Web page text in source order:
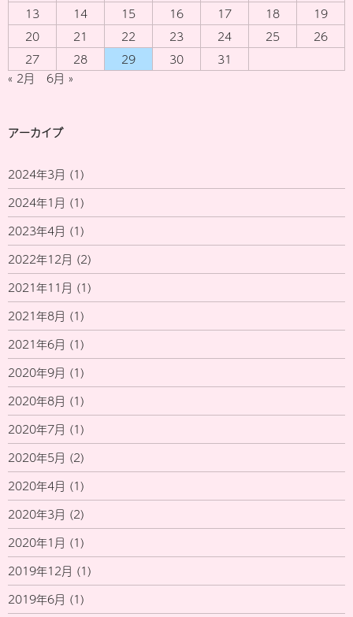
13
14 15 16 17 18
19
20
21 22 23 24 25
26
27
28 29 30
31
« 2月
6月 »
アーカイブ
2024年3月 (1)
2024年1月 (1)
2023年4月 (1)
2022年12月 (2)
2021年11月 (1)
2021年8月 (1)
2021年6月 (1)
2020年9月 (1)
2020年8月 (1)
2020年7月 (1)
2020年5月 (2)
2020年4月 (1)
2020年3月 (2)
2020年1月 (1)
2019年12月 (1)
2019年6月 (1)